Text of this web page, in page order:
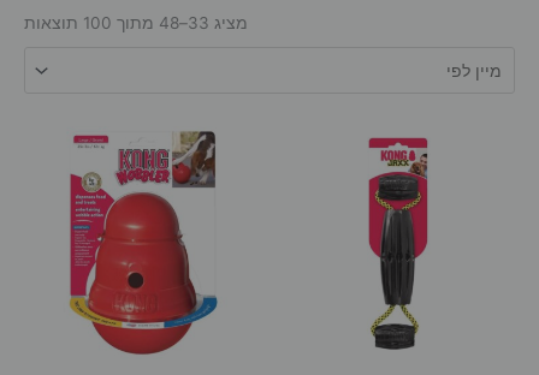
מציג 33–48 מתוך 100 תוצאות